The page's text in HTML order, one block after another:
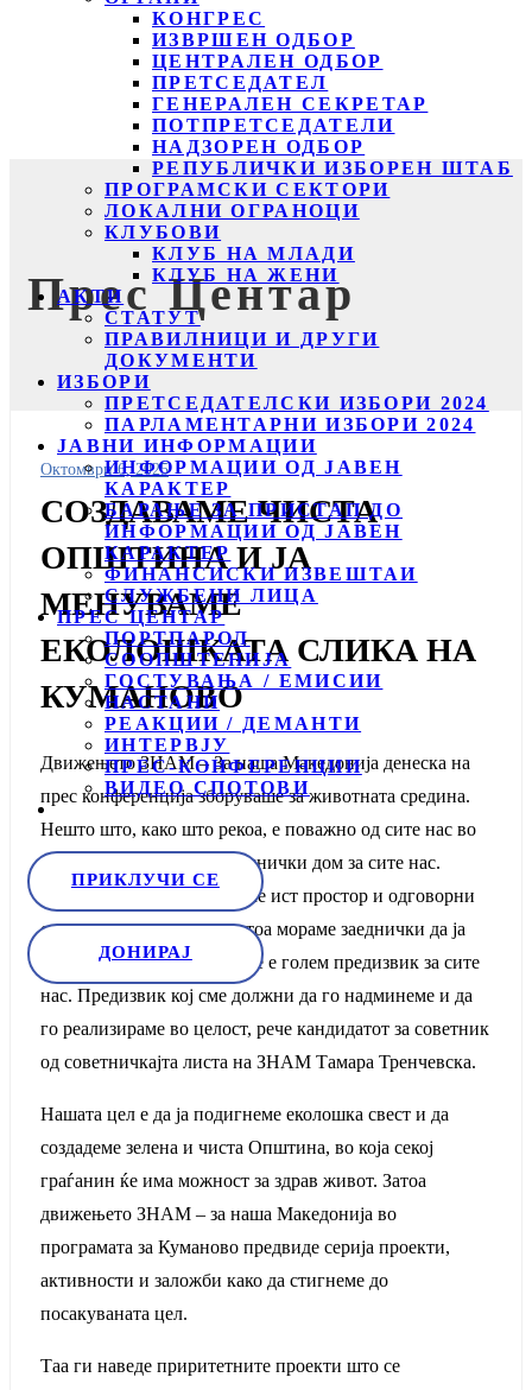
КОНГРЕС
ИЗВРШЕН ОДБОР
ЦЕНТРАЛЕН ОДБОР
ПРЕТСЕДАТЕЛ
ГЕНЕРАЛЕН СЕКРЕТАР
ПОТПРЕТСЕДАТЕЛИ
НАДЗОРЕН ОДБОР
РЕПУБЛИЧКИ ИЗБОРЕН ШТАБ
ПРОГРАМСКИ СЕКТОРИ
ЛОКАЛНИ ОГРАНОЦИ
КЛУБОВИ
КЛУБ НА МЛАДИ
КЛУБ НА ЖЕНИ
АКТИ
СТАТУТ
ПРАВИЛНИЦИ И ДРУГИ
ДОКУМЕНТИ
ИЗБОРИ
ПРЕТСЕДАТЕЛСКИ ИЗБОРИ 2024
ПАРЛАМЕНТАРНИ ИЗБОРИ 2024
ЈАВНИ ИНФОРМАЦИИ
ИНФОРМАЦИИ ОД ЈАВЕН
КАРАКТЕР
БАРАЊЕ ЗА ПРИСТАП ДО
ИНФОРМАЦИИ ОД ЈАВЕН
КАРАКТЕР
ФИНАНСИСКИ ИЗВЕШТАИ
СЛУЖБЕНИ ЛИЦА
ПРЕС ЦЕНТАР
ПОРТПАРОЛ
СООПШТЕНИЈА
ГОСТУВАЊА / ЕМИСИИ
НАСТАНИ
РЕАКЦИИ / ДЕМАНТИ
ИНТЕРВЈУ
ПРЕС-КОНФЕРЕНЦИИ
ВИДЕО СПОТОВИ
ПРИКЛУЧИ СЕ
ДОНИРАЈ
Прес Центар
Октомври 6, 2025
СОЗДАВАМЕ ЧИСТА
ОПШТИНА И ЈА
МЕНУВАМЕ
ЕКОЛОШКАТА СЛИКА НА
КУМАНОВО
Движењето ЗНАМ – За наша Македонија денеска на
прес конференција зборуваше за животната средина.
Нешто што, како што рекоа, е поважно од сите нас во
наше Куманово. Таа е заеднички дом за сите нас.
Дишеме ист воздух, делиме ист простор и одговорни
сме за истата иднина – затоа мораме заеднички да ја
чуваме, нејзиното штитење е голем предизвик за сите
нас. Предизвик кој сме должни да го надминеме и да
го реализираме во целост, рече кандидатот за советник
од советничкајта листа на ЗНАМ Тамара Тренчевска.
Нашата цел е да ја подигнеме еколошка свест и да
создадеме зелена и чиста Општина, во која секој
граѓанин ќе има можност за здрав живот. Затоа
движењето ЗНАМ – за наша Македонија во
програмата за Куманово предвиде серија проекти,
активности и заложби како да стигнеме до
посакуваната цел.
Таа ги наведе приритетните проекти што се